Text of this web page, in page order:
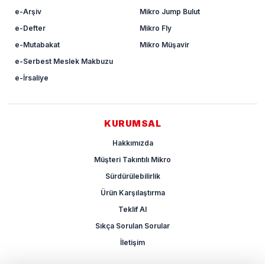
e-Arşiv
e-Defter
e-Mutabakat
e-Serbest Meslek Makbuzu
e-İrsaliye
Mikro Jump Bulut
Mikro Fly
Mikro Müşavir
KURUMSAL
Hakkımızda
Müşteri Takıntılı Mikro
Sürdürülebilirlik
Ürün Karşılaştırma
Teklif Al
Sıkça Sorulan Sorular
İletişim